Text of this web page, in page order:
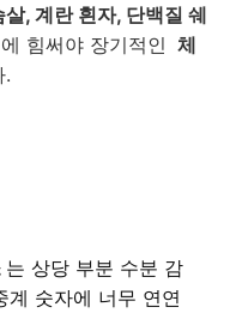
살, 계란 흰자, 단백질 쉐
힘써야 장기적인 체
.
는 상당 부분 수분 감
계 숫자에 너무 연연